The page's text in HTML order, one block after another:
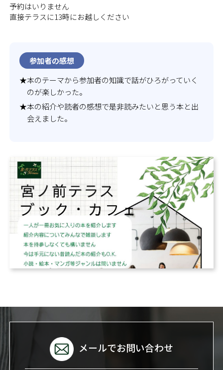
予約はいりません
直接テラスに13時にお越しください
参加者の感想
★本のテーマから参加者の知識で話がひろがっていく
のが楽しかった。
★本の紹介や読者の感想で是非読みたいと思う本と出
会えました。
メールでお問い合わせ